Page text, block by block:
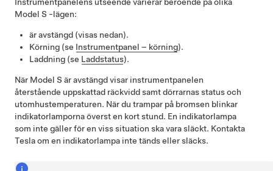
Model S -lägen:
är avstängd (visas nedan).
Körning (se Instrumentpanel – körning).
Laddning (se Laddstatus).
När Model S är avstängd visar instrumentpanelen
återstående uppskattad räckvidd samt dörrarnas status och
utomhustemperaturen. När du trampar på bromsen blinkar
indikatorlamporna överst en kort stund. En indikatorlampa
som inte gäller för en viss situation ska vara släckt. Kontakta
Tesla om en indikatorlampa inte tänds eller släcks.